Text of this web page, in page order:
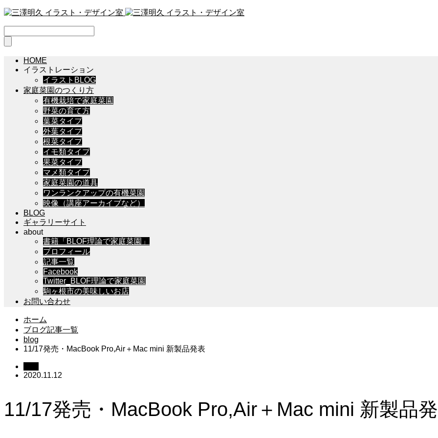
HOME
イラストレーション
イラストBLOG
家庭菜園のつくり方
有機栽培で家庭菜園
野菜の育て方
葉菜タイプ
外葉タイプ
根菜タイプ
イモ類タイプ
果菜タイプ
マメ類タイプ
家庭菜園の道具
ワンランクアップの有機菜園
映像（講座アーカイブなど）
BLOG
ギャラリーサイト
about
書籍「BLOF理論で家庭菜園」
プロフィール
記事一覧
Facebook
Twitter_BLOF理論で家庭菜園
駒ヶ根市の美味しいお店
お問い合わせ
ホーム
ブログ記事一覧
blog
11/17発売・MacBook Pro,Air＋Mac mini 新製品発表
2020.11.12
11/17発売・MacBook Pro,Air＋Mac mini 新製品